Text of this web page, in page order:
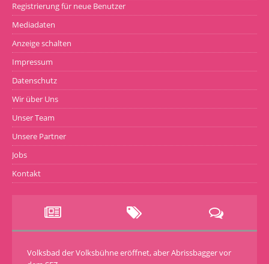
Registrierung für neue Benutzer
Mediadaten
Anzeige schalten
Impressum
Datenschutz
Wir über Uns
Unser Team
Unsere Partner
Jobs
Kontakt
Volksbad der Volksbühne eröffnet, aber Abrissbagger vor